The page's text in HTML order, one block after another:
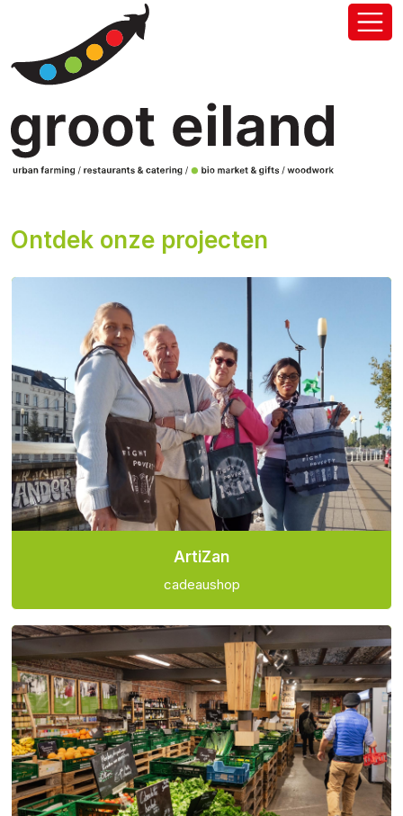
Ontdek onze projecten
ArtiZan
cadeaushop